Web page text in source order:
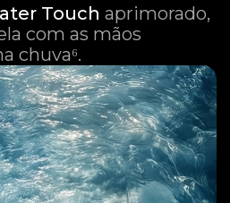
Touch aprimorado,
com as mãos
chuva⁶.